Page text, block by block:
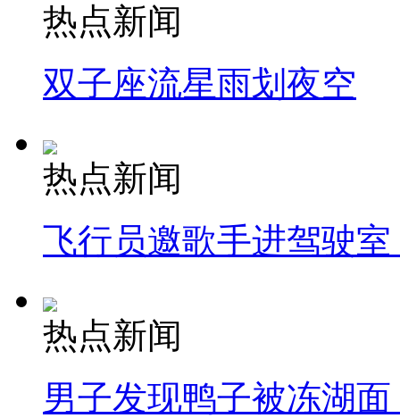
热点新闻
双子座流星雨划夜空
热点新闻
飞行员邀歌手进驾驶
热点新闻
男子发现鸭子被冻湖